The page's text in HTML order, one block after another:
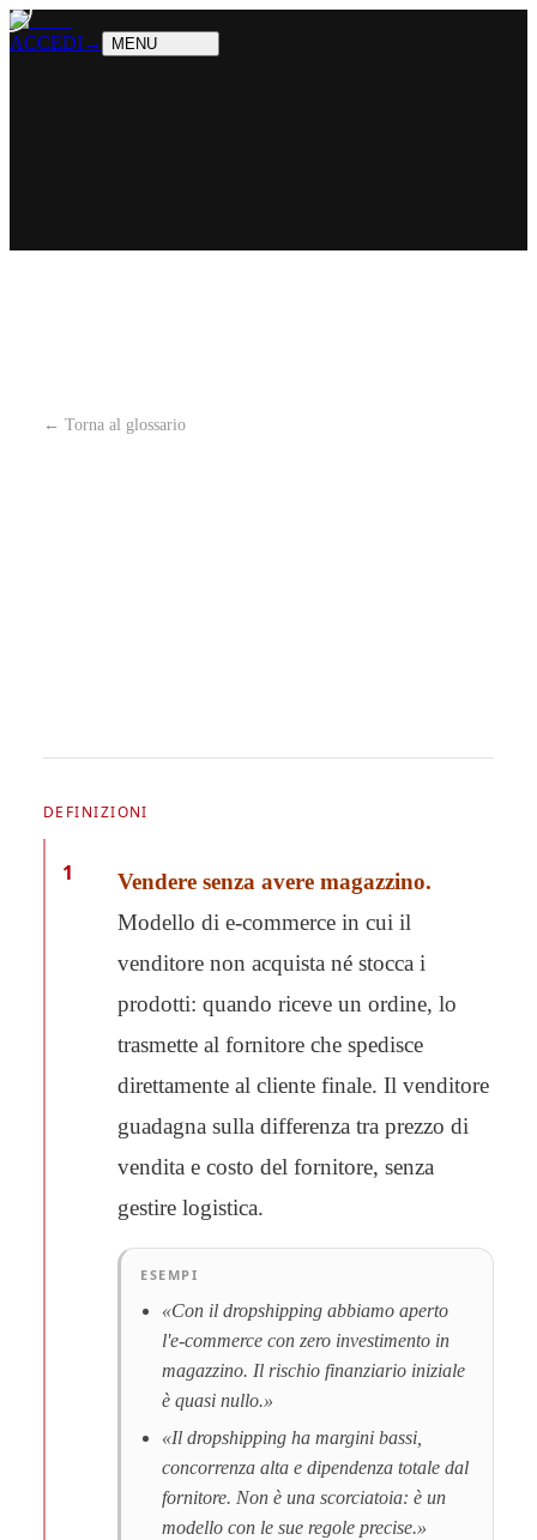
ACCEDI→ MENU
PRODOTTICosa sappiamo fare
SOLUZIONIChi possiamo aiutare
← Torna al glossario
DEFINIZIONI
1
Vendere senza avere magazzino.
Modello di e-commerce in cui il
venditore non acquista né stocca i
prodotti: quando riceve un ordine, lo
trasmette al fornitore che spedisce
direttamente al cliente finale. Il venditore
guadagna sulla differenza tra prezzo di
vendita e costo del fornitore, senza
gestire logistica.
ESEMPI
«Con il dropshipping abbiamo aperto
l'e-commerce con zero investimento in
magazzino. Il rischio finanziario iniziale
è quasi nullo.»
«Il dropshipping ha margini bassi,
concorrenza alta e dipendenza totale dal
fornitore. Non è una scorciatoia: è un
modello con le sue regole precise.»